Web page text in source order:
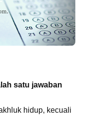
satu jawaban
hidup, kecuali